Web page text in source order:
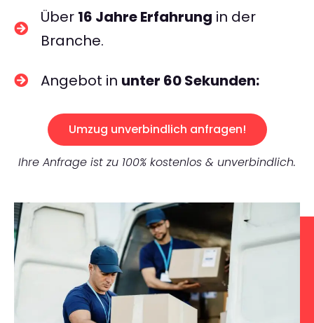
Über 16 Jahre Erfahrung in der
Branche.
Angebot in unter 60 Sekunden:
Umzug unverbindlich anfragen!
Ihre Anfrage ist zu 100% kostenlos & unverbindlich.